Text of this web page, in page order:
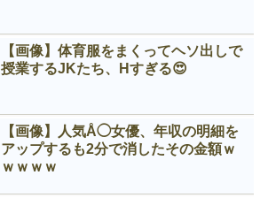
【画像】体育服をまくってヘソ出しで
授業するJKたち、Нすぎる😍
【画像】人気Å◯女優、年収の明細を
アップするも2分で消したその金額ｗ
ｗｗｗｗ